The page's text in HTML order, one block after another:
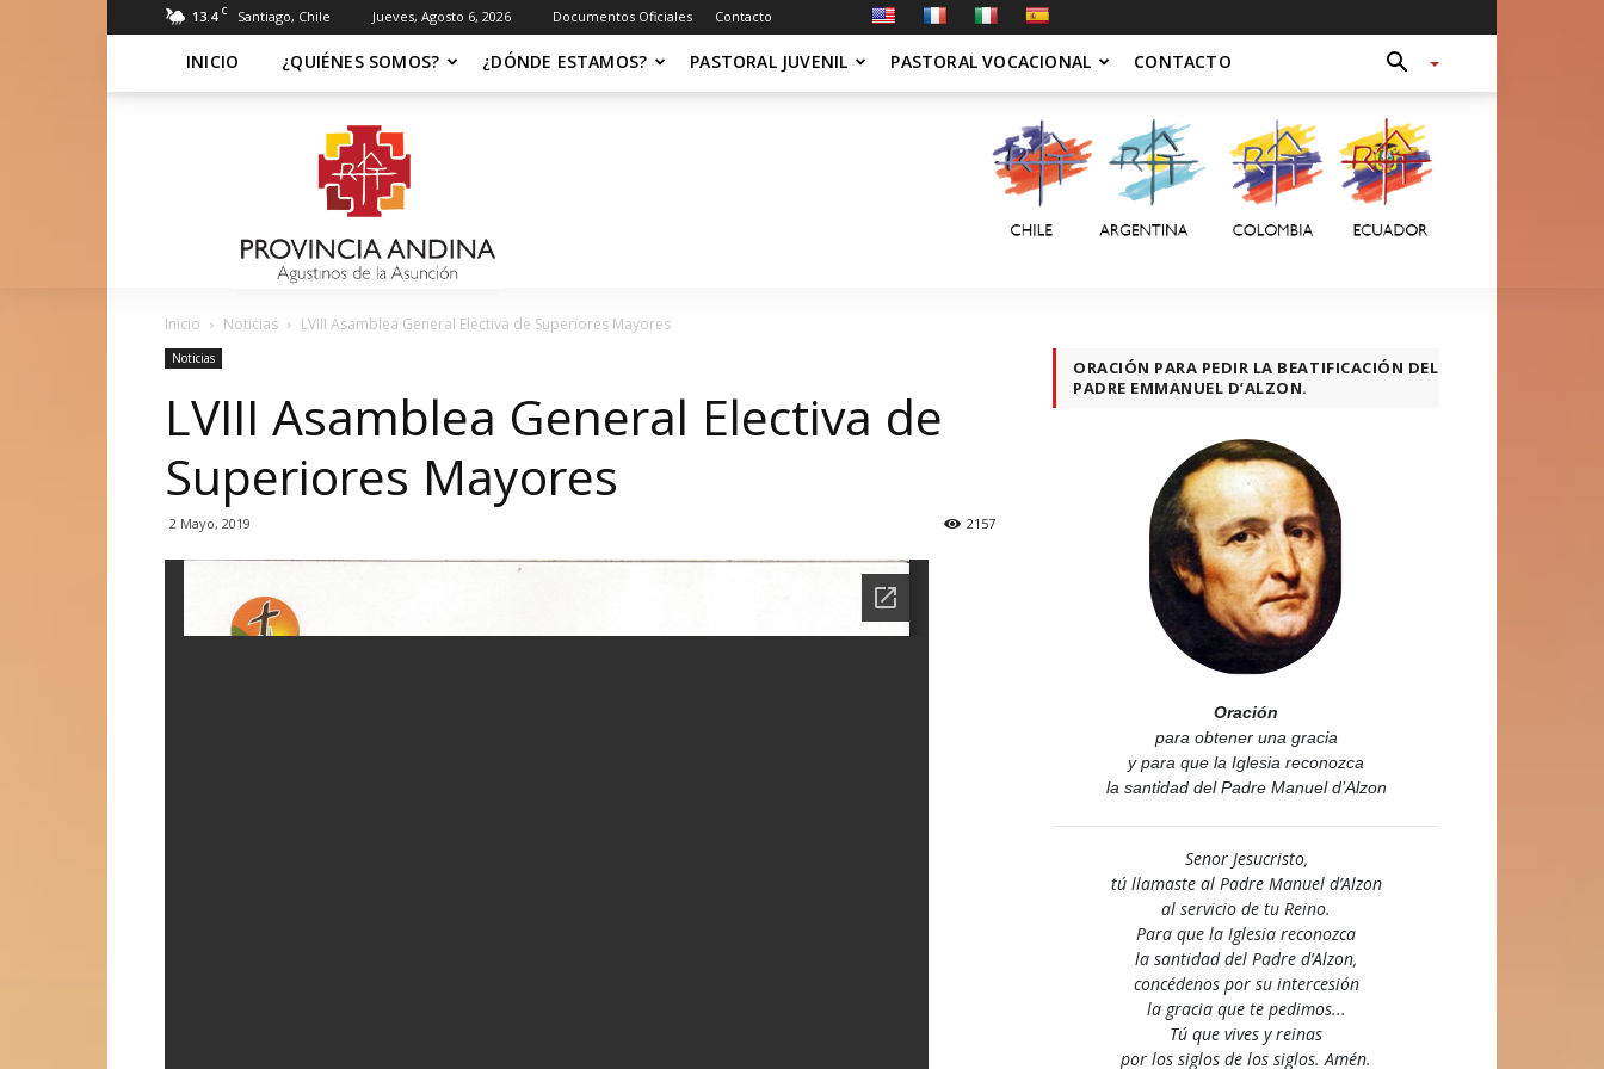
13.4 C Santiago, Chile Jueves, Agosto 6, 2026 Documentos Oficiales Contacto
INICIO ¿QUIÉNES SOMOS? ¿DÓNDE ESTAMOS? PASTORAL JUVENIL PASTORAL VOCACIONAL CONTACTO
Asuncionista
Inicio Noticias LVIII Asamblea General Electiva de Superiores Mayores
Noticias
LVIII Asamblea General Electiva de
Superiores Mayores
2 Mayo, 2019 2157
ORACIÓN PARA PEDIR LA BEATIFICACIÓN DEL
PADRE EMMANUEL D’ALZON.
Oración
para obtener una gracia
y para que la Iglesia reconozca
la santidad del Padre Manuel d’Alzon
Senor Jesucristo,
tú llamaste al Padre Manuel d’Alzon
al servicio de tu Reino.
Para que la Iglesia reconozca
la santidad del Padre d’Alzon,
concédenos por su intercesión
la gracia que te pedimos...
Tú que vives y reinas
por los siglos de los siglos. Amén.